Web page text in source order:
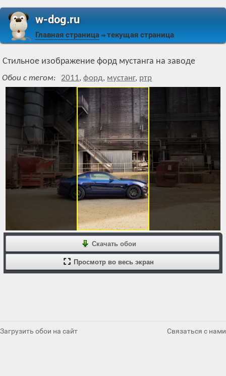
w-dog.ru
Главная страница ⇒ текущая страница
Стильное изображение форд мустанга на заводе
Обои с тегом: 2011,форд, мустанг, ртр
Скачать обои
Просмотр во весь экран
Загрузить обои на сайт Связаться с нами